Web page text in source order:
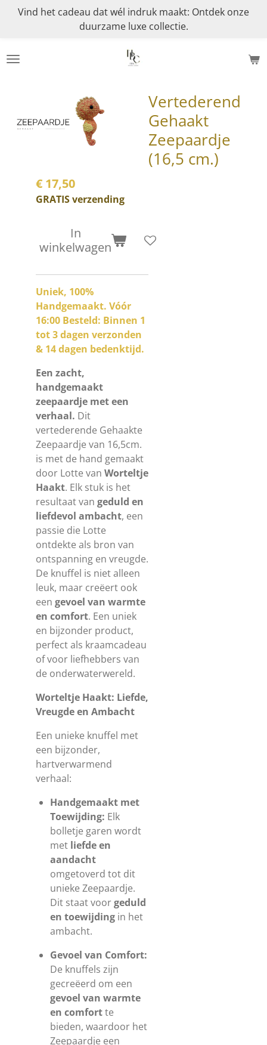
de
Vind het cadeau dat wél indruk maakt: Ontdek onze
duurzame luxe collectie.
Vertederend
Gehaakt
Zeepaardje
(16,5 cm.)
€ 17,50
GRATIS verzending
In
winkelwagen
Uniek, 100%
Handgemaakt. Vóór
16:00 Besteld: Binnen 1
tot 3 dagen verzonden
& 14 dagen bedenktijd.
Een zacht,
handgemaakt
zeepaardje met een
verhaal. Dit
vertederende Gehaakte
Zeepaardje van 16,5cm.
is met de hand gemaakt
door Lotte van Worteltje
Haakt. Elk stuk is het
resultaat van geduld en
liefdevol ambacht, een
passie die Lotte
ontdekte als bron van
ontspanning en vreugde.
De knuffel is niet alleen
leuk, maar creëert ook
een gevoel van warmte
en comfort. Een uniek
en bijzonder product,
perfect als kraamcadeau
of voor liefhebbers van
de onderwaterwereld.
Worteltje Haakt: Liefde,
Vreugde en Ambacht
Een unieke knuffel met
een bijzonder,
hartverwarmend
verhaal:
Handgemaakt met
Toewijding: Elk
bolletje garen wordt
met liefde en
aandacht
omgetoverd tot dit
unieke Zeepaardje.
Dit staat voorgeduld
en toewijding in het
ambacht.
Gevoel van Comfort:
De knuffels zijn
gecreëerd om een
gevoel van warmte
en comfortte
bieden, waardoor het
Zeepaardje een